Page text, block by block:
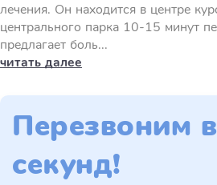
лечения. Он находится в центре
центрального парка 10-15 минут
предлагает боль...
читать далее
Перезвоним
секунд!